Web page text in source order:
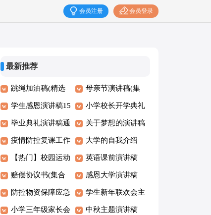
会员登录
会员注册
最新推荐
跳绳加油稿(精选
15篇)
母亲节演讲稿(集
锦15篇)
学生感恩演讲稿15
篇
小学校长开学典礼
讲话稿15篇
毕业典礼演讲稿通
用15篇
关于梦想的演讲稿
集合15篇
疫情防控复课工作
方案
大学的自我介绍
【热门】校园运动
会加油稿
英语课前演讲稿
赔偿协议书(集合
15篇)
感恩大学演讲稿
防控物资保障应急
预案
学生新年联欢会主
持词
小学三年级家长会 中秋主题演讲稿